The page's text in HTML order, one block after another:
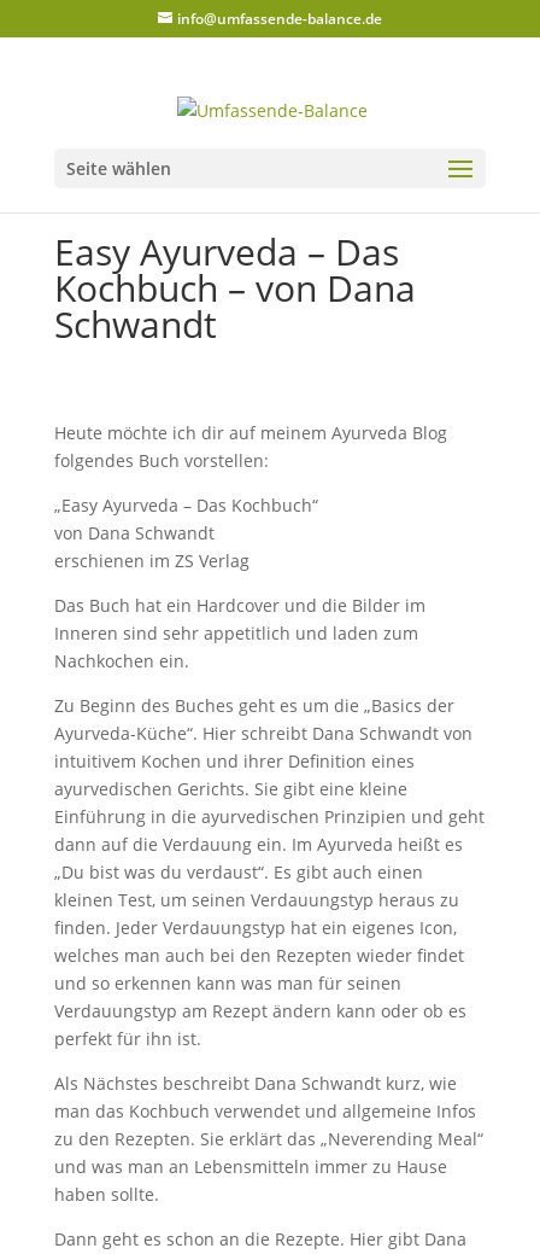
info@umfassende-balance.de
Seite wählen
Easy Ayurveda – Das
Kochbuch – von Dana
Schwandt
Heute möchte ich dir auf meinem Ayurveda Blog
folgendes Buch vorstellen:
„Easy Ayurveda – Das Kochbuch“
von Dana Schwandt
erschienen im ZS Verlag
Das Buch hat ein Hardcover und die Bilder im
Inneren sind sehr appetitlich und laden zum
Nachkochen ein.
Zu Beginn des Buches geht es um die „Basics der
Ayurveda-Küche“. Hier schreibt Dana Schwandt von
intuitivem Kochen und ihrer Definition eines
ayurvedischen Gerichts. Sie gibt eine kleine
Einführung in die ayurvedischen Prinzipien und geht
dann auf die Verdauung ein. Im Ayurveda heißt es
„Du bist was du verdaust“. Es gibt auch einen
kleinen Test, um seinen Verdauungstyp heraus zu
finden. Jeder Verdauungstyp hat ein eigenes Icon,
welches man auch bei den Rezepten wieder findet
und so erkennen kann was man für seinen
Verdauungstyp am Rezept ändern kann oder ob es
perfekt für ihn ist.
Als Nächstes beschreibt Dana Schwandt kurz, wie
man das Kochbuch verwendet und allgemeine Infos
zu den Rezepten. Sie erklärt das „Neverending Meal“
und was man an Lebensmitteln immer zu Hause
haben sollte.
Dann geht es schon an die Rezepte. Hier gibt Dana